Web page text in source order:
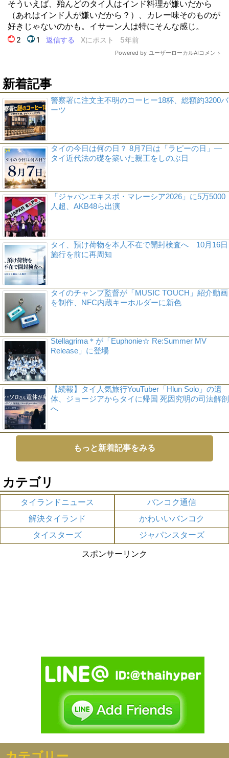
新着記事
警察署に注文主不明のコーヒー18杯、総額約3200バ
ーツ
タイの今日は何の日？ 8月7日は「ラピーの日」―
タイ近代法の礎を築いた親王をしのぶ日
「ジャパンエキスポ・マレーシア2026」に5万5000
人超、AKB48ら出演
タイ、預け荷物を本人不在で開封検査へ 10月16日
施行を前に再周知
タイのチャンプ監督が「MUSIC TOUCH」紹介動画
を制作、NFC内蔵キーホルダーに新色
Stellagrima＊が「Euphonie☆ Re:Summer MV
Release」に登場
【続報】タイ人気旅行YouTuber「Hlun Solo」の遺
体、ジョージアからタイに帰国 死因究明の司法解剖
へ
もっと新着記事をみる
カテゴリ
タイランドニュース
バンコク通信
解決タイランド
かわいいバンコク
タイスターズ
ジャパンスターズ
スポンサーリンク